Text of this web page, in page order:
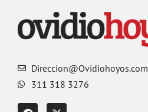
Direccion@Ovidiohoyos.com
311 318 3276